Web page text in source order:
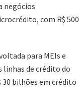
negócios
com R$ 500
para MEIs e
linhas de crédito do
30 bilhões em crédito